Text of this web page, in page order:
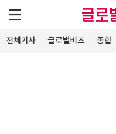
전체기사 글로벌비즈 종합